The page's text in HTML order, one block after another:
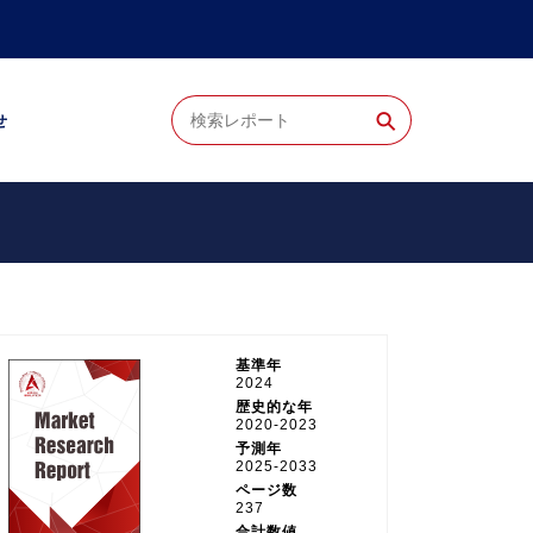
⚲
基準年
2024
歴史的な年
2020-2023
予測年
2025-2033
ページ数
237